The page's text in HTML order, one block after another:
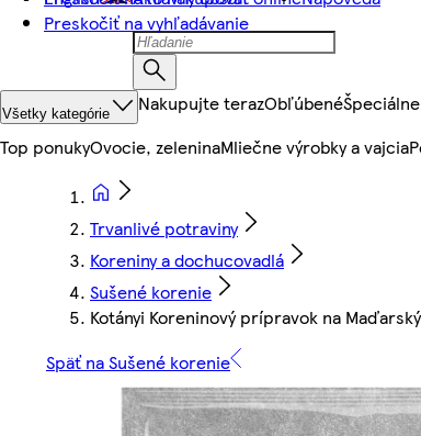
Preskočiť na vyhľadávanie
Všetky kategórie Nakupujte terazObľúbené
Top ponukyOvocie, zeleninaMliečne výrobky a vajcia
Trvanlivé potraviny
Koreniny a dochucovadlá
Sušené korenie
Kotányi Koreninový prípravok na
Späť na Sušené korenie